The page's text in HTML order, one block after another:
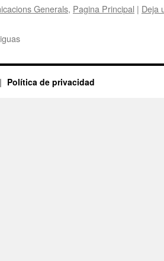
Generals, Pagina Principal | Deja
Política de privacidad